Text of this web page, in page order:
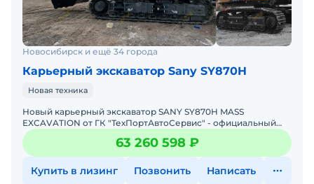
Новосибирск и ещё 34 города
Карьерный экскаватор Sany SY870H
Новая техника
Новый карьерный экскаватор SANY SY870H MASS
EXCAVATION от ГК "ТехПортАвтоСервис" - официальный
дилер.Гарантия - 24 месяца или 4 000 м/ч.Расход топлива
(фактичес
63 260 598 ₽
Купить в лизинг Позвонить Написать